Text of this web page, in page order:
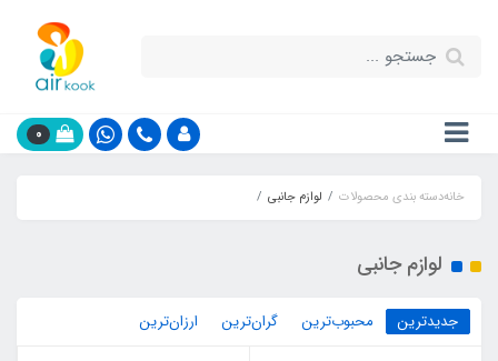
0
خانهدسته بندی محصولات لوازم جانبی
لوازم جانبی
جدیدترین محبوب‌ترین گران‌ترین ارزان‌ترین